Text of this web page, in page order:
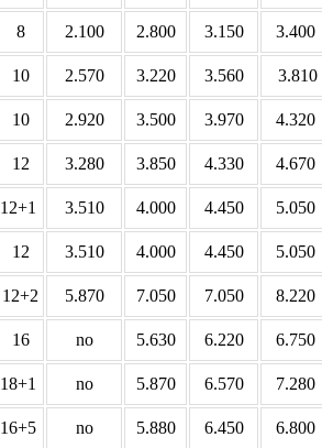
8 2.100 2.800 3.150
3.400
10 2.570 3.220 3.560
3.810
10 2.920 3.500 3.970
4.320
12 3.280 3.850 4.330
4.670
12+1 3.510 4.000 4.450
5.050
12 3.510 4.000 4.450
5.050
12+2 5.870 7.050 7.050
8.220
16 no 5.630 6.220
6.750
18+1 no 5.870 6.570
7.280
16+5 no 5.880 6.450
6.800